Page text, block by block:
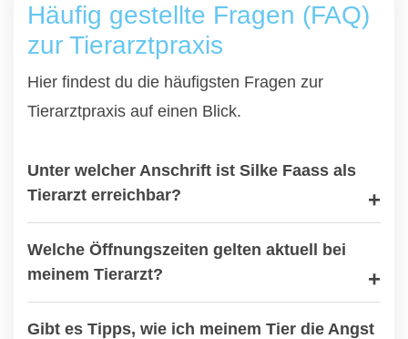
Häufig gestellte Fragen (FAQ)
zur Tierarztpraxis
Hier findest du die häufigsten Fragen zur
Tierarztpraxis auf einen Blick.
Unter welcher Anschrift ist Silke Faass als
Tierarzt erreichbar?
Welche Öffnungszeiten gelten aktuell bei
meinem Tierarzt?
Gibt es Tipps, wie ich meinem Tier die Angst